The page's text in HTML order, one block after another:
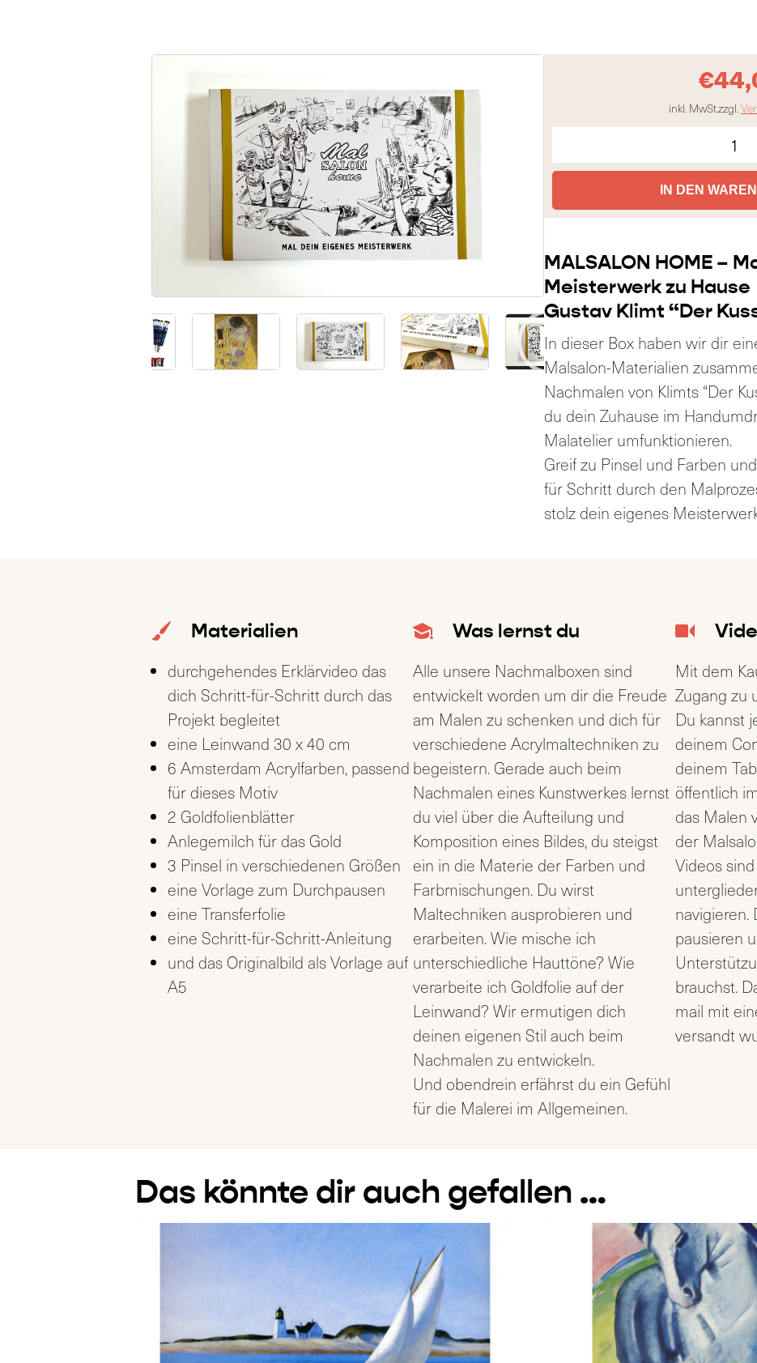
V
d
0
0
0
0
€
inkl. MwSt.zzgl.
IN DEN
MALSALON HOME –
Meisterwerk zu Hause
Gustav Klimt “Der
In dieser Box haben wir dir
Malsalon-Materialien
Nachmalen von Klimts “Der
du dein Zuhause im
Malatelier umfunktionieren.
Greif zu Pinsel und Farben
für Schritt durch den
stolz dein eigenes
Materialien
durchgehendes Erklärvideo das
dich Schritt-für-Schritt durch das
Projekt begleitet
eine Leinwand 30 x 40 cm
6 Amsterdam Acrylfarben, passend
für dieses Motiv
2 Goldfolienblätter
Anlegemilch für das Gold
3 Pinsel in verschiedenen Größen
eine Vorlage zum Durchpausen
eine Transferfolie
eine Schritt-für-Schritt-Anleitung
und das Originalbild als Vorlage auf
A5
Was lernst du
Alle unsere Nachmalboxen sind
entwickelt worden um dir die Freude
am Malen zu schenken und dich für
verschiedene Acrylmaltechniken zu
begeistern. Gerade auch beim
Nachmalen eines Kunstwerkes lernst
du viel über die Aufteilung und
Komposition eines Bildes, du steigst
ein in die Materie der Farben und
Farbmischungen. Du wirst
Maltechniken ausprobieren und
erarbeiten. Wie mische ich
unterschiedliche Hauttöne? Wie
verarbeite ich Goldfolie auf der
Leinwand? Wir ermutigen dich
deinen eigenen Stil auch beim
Nachmalen zu entwickeln.
Und obendrein erfährst du ein Gefühl
für die Malerei im Allgemeinen.
Mit dem
Zugang zu
Du kannst
deinem
deinem
öffentlich
das Malen
der
Videos
navigieren.
pausieren
brauchst.
mail mit
versandt
Das könnte dir auch gefallen …